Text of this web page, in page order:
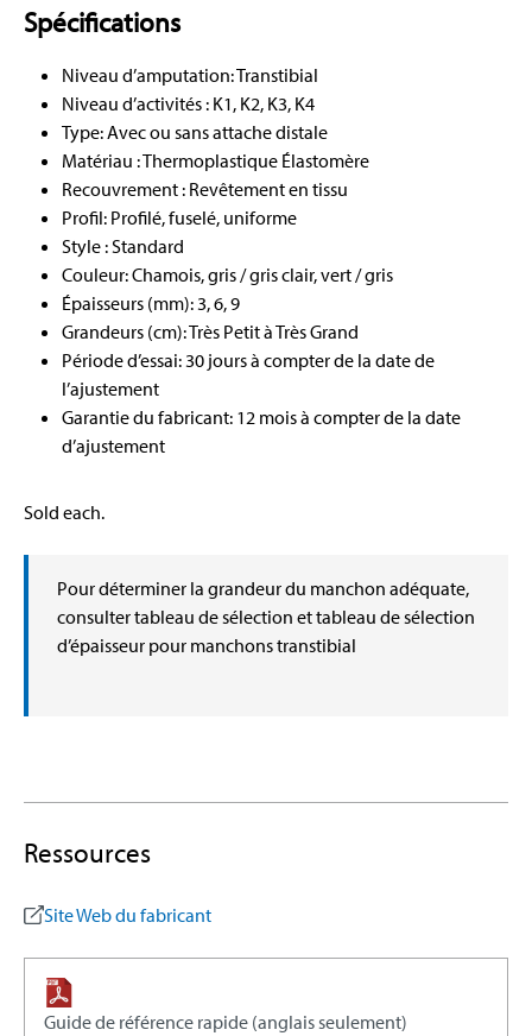
Spécifications
Niveau d’amputation: Transtibial
Niveau d’activités : K1, K2, K3, K4
Type: Avec ou sans attache distale
Matériau : Thermoplastique Élastomère
Recouvrement : Revêtement en tissu
Profil: Profilé, fuselé, uniforme
Style : Standard
Couleur: Chamois, gris / gris clair, vert / gris
Épaisseurs (mm): 3, 6, 9
Grandeurs (cm): Très Petit à Très Grand
Période d’essai: 30 jours à compter de la date de
l’ajustement
Garantie du fabricant: 12 mois à compter de la date
d’ajustement
Sold each.
Pour déterminer la grandeur du manchon adéquate,
consulter tableau de sélection et tableau de sélection
d’épaisseur pour manchons transtibial
Ressources
Site Web du fabricant
Guide de référence rapide (anglais seulement)